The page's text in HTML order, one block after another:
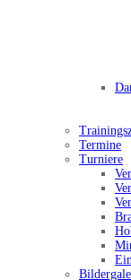
Termine
Turniere